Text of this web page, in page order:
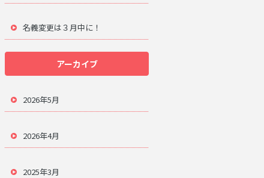
名義変更は３月中に！
アーカイブ
2026年5月
2026年4月
2025年3月